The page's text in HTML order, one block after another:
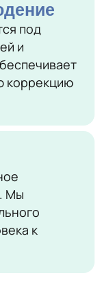
под
и
коррекцию
Мы
к